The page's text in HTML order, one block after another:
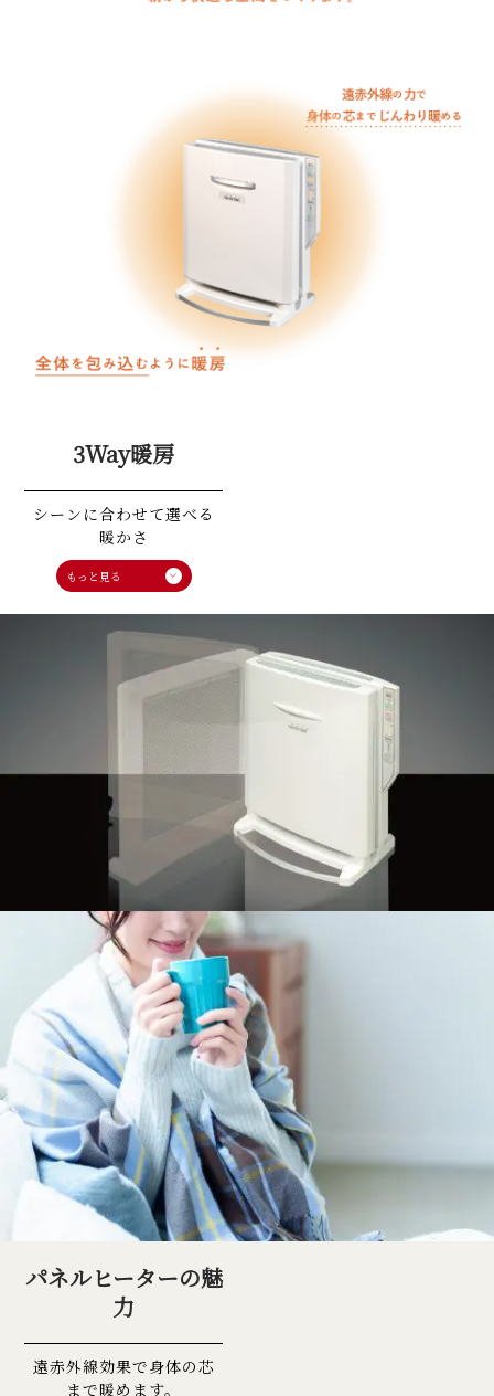
3Way暖房
シーンに合わせて選べる
暖かさ
パネルヒーターの魅
力
遠赤外線効果で身体の芯
まで暖めます。